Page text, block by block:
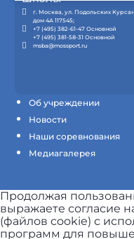
Об учреждении
Новости
Наши соревнования
Медиагалерея
г. Москва, ул. Подольских
дом 4А 117545;
+7 (495) 382-61-47 Основной
+7 (495) 381-58-31 Основной
msba@mossport.ru
Продолжая
выражаете согласие
(файлов cookie) с
программ для